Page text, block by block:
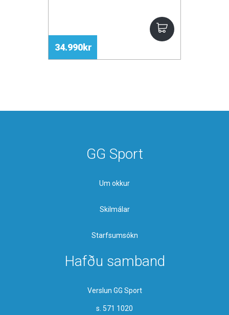
34.990kr
GG Sport
Um okkur
Skilmálar
Starfsumsókn
Hafðu samband
Verslun GG Sport
s. 571 1020